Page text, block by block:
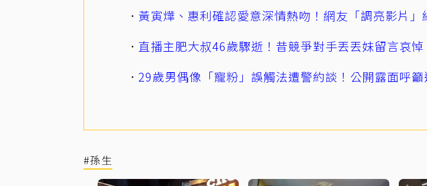
黃寅燁、惠利確認愛意深情熱吻！網友「調亮影片」
直播主肥大叔46歲驟逝！昔競爭對手丟丟妹留言哀悼
29歲男偶像「寵粉」誤觸法遭警約談！公開露面呼
#孫生